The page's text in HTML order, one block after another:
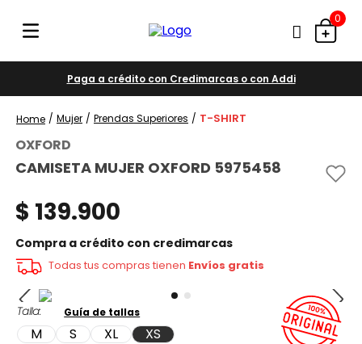
0
Paga a crédito con Credimarcas o con Addi
Mujer Prendas Superiores T-SHIRT
OXFORD
CAMISETA MUJER OXFORD 5975458
$ 139.900
Compra a crédito con credimarcas
Todas tus compras tienen Envíos gratis
Talla
M S XL XS
Guía de tallas